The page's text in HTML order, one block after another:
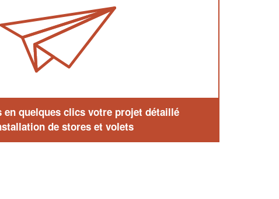
en quelques clics votre projet détaillé
de stores et volets